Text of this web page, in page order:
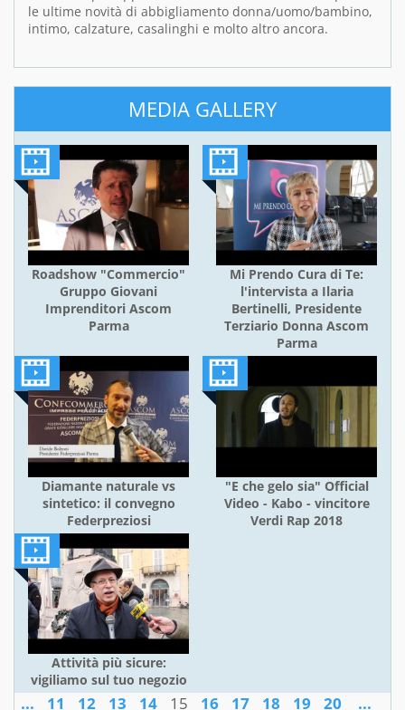
le ultime novità di abbigliamento donna/uomo/bambino,
intimo, calzature, casalinghi e molto altro ancora.
MEDIA GALLERY
Roadshow "Commercio"
Gruppo Giovani
Imprenditori Ascom
Parma
Mi Prendo Cura di Te:
l'intervista a Ilaria
Bertinelli, Presidente
Terziario Donna Ascom
Parma
Diamante naturale vs
sintetico: il convegno
Federpreziosi
"E che gelo sia" Official
Video - Kabo - vincitore
Verdi Rap 2018
Attività più sicure:
vigiliamo sul tuo negozio
... 11 12 13 14 15 16 17 18 19 20 ...